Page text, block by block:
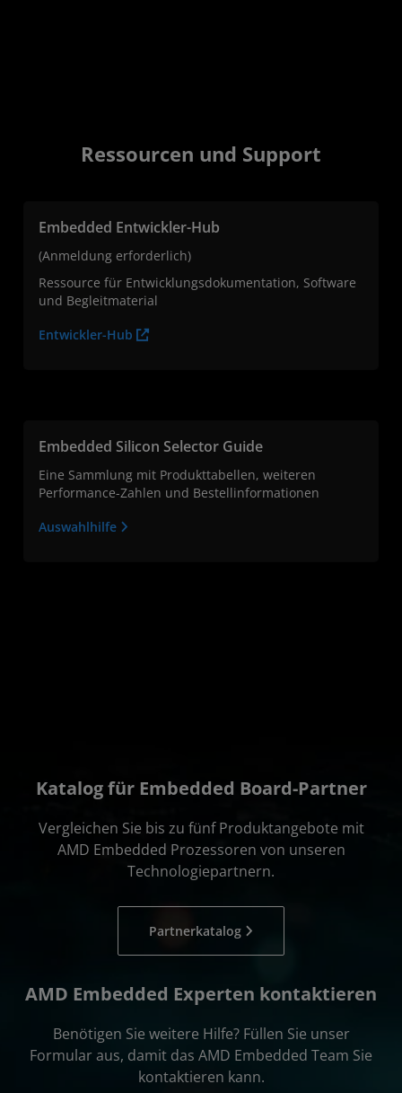
Ressourcen und Support
Embedded Entwickler-Hub
(Anmeldung erforderlich)
Ressource für Entwicklungsdokumentation, Software
und Begleitmaterial
Entwickler-Hub
Embedded Silicon Selector Guide
Eine Sammlung mit Produkttabellen, weiteren
Performance-Zahlen und Bestellinformationen
Auswahlhilfe
Katalog für Embedded Board-Partner
Vergleichen Sie bis zu fünf Produktangebote mit
AMD Embedded Prozessoren von unseren
Technologiepartnern.
Partnerkatalog
AMD Embedded Experten kontaktieren
Benötigen Sie weitere Hilfe? Füllen Sie unser
Formular aus, damit das AMD Embedded Team Sie
kontaktieren kann.